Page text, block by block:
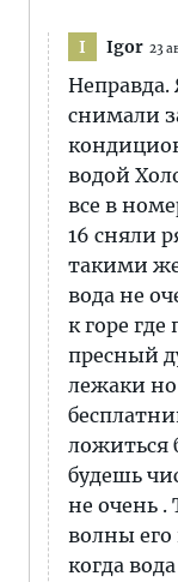
I Igor 23
Неправда.
снимали
водой
все в
16 сняли
такими
вода не
к горе
пресный
лежаки но
ложиться
будешь
не очень .
волны
когда